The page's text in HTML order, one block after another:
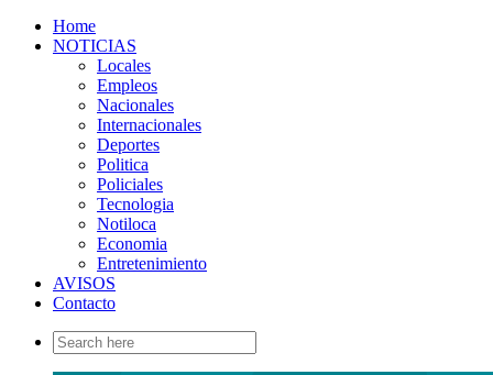
Home
NOTICIAS
Locales
Empleos
Nacionales
Internacionales
Deportes
Politica
Policiales
Tecnologia
Notiloca
Economia
Entretenimiento
AVISOS
Contacto
Search
for: